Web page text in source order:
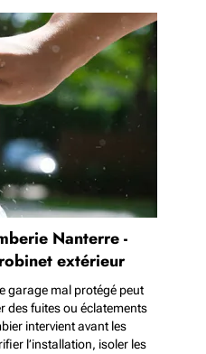
Nanterre -
extérieur
garage mal protégé peut
des fuites ou éclatements
intervient avant les
l’installation, isoler les